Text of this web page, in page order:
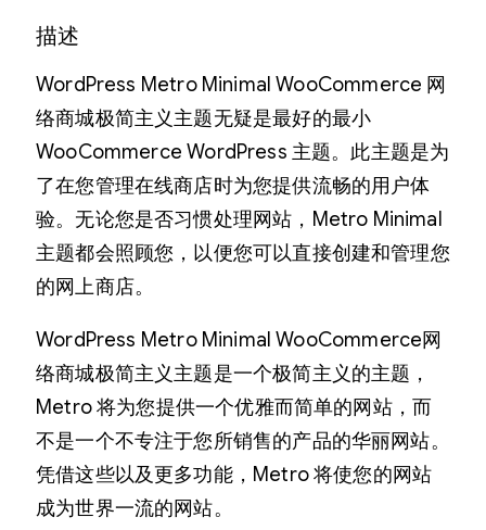
描述
WordPress Metro Minimal WooCommerce 网
络商城极简主义主题无疑是最好的最小
WooCommerce WordPress 主题。此主题是为
了在您管理在线商店时为您提供流畅的用户体
验。无论您是否习惯处理网站，Metro Minimal
主题都会照顾您，以便您可以直接创建和管理您
的网上商店。
WordPress Metro Minimal WooCommerce网
络商城极简主义主题是一个极简主义的主题，
Metro 将为您提供一个优雅而简单的网站，而
不是一个不专注于您所销售的产品的华丽网站。
凭借这些以及更多功能，Metro 将使您的网站
成为世界一流的网站。